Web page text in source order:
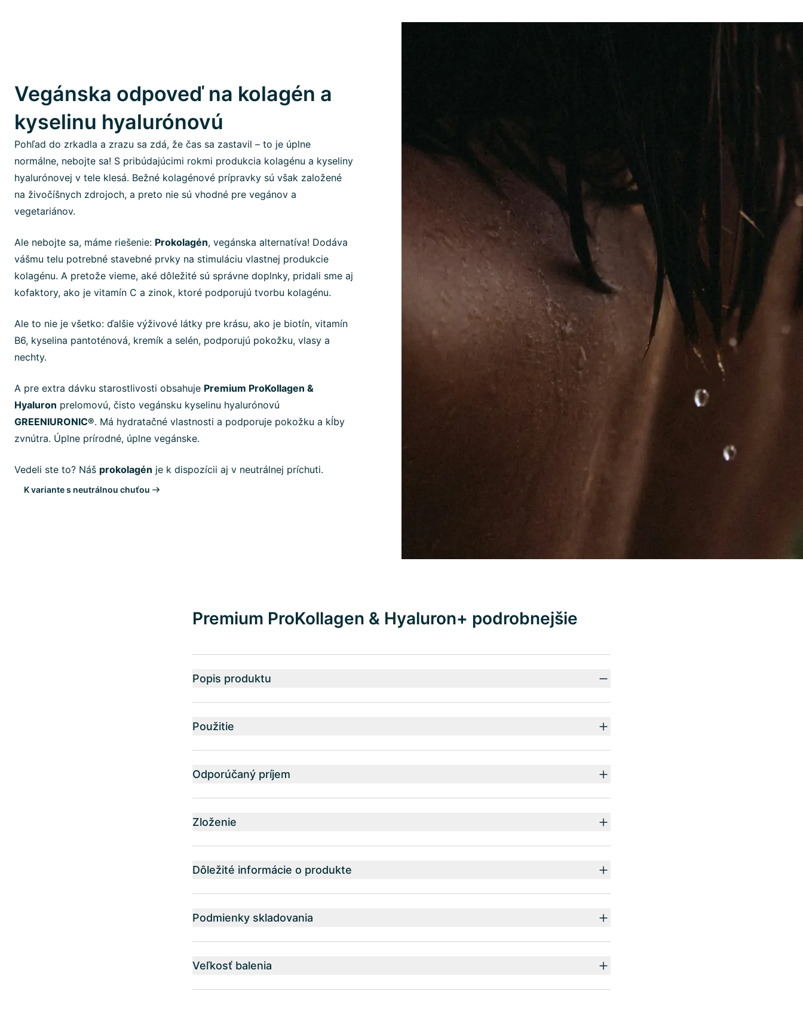
Vegánska odpoveď na kolagén a
kyselinu hyalurónovú
Pohľad do zrkadla a zrazu sa zdá, že čas sa zastavil – to je úplne
normálne, nebojte sa! S pribúdajúcimi rokmi produkcia kolagénu a kyseliny
hyalurónovej v tele klesá. Bežné kolagénové prípravky sú však založené
na živočíšnych zdrojoch, a preto nie sú vhodné pre vegánov a
vegetariánov.
Ale nebojte sa, máme riešenie: Prokolagén, vegánska alternatíva! Dodáva
vášmu telu potrebné stavebné prvky na stimuláciu vlastnej produkcie
kolagénu. A pretože vieme, aké dôležité sú správne doplnky, pridali sme aj
kofaktory, ako je vitamín C a zinok, ktoré podporujú tvorbu kolagénu.
Ale to nie je všetko: ďalšie výživové látky pre krásu, ako je biotín, vitamín
B6, kyselina pantoténová, kremík a selén, podporujú pokožku, vlasy a
nechty.
A pre extra dávku starostlivosti obsahuje Premium ProKollagen &
Hyaluron prelomovú, čisto vegánsku kyselinu hyalurónovú
GREENIURONIC®. Má hydratačné vlastnosti a podporuje pokožku a kĺby
zvnútra. Úplne prírodné, úplne vegánske.
Vedeli ste to? Náš prokolagén je k dispozícii aj v neutrálnej príchuti.
K variante s neutrálnou chuťou
Premium ProKollagen & Hyaluron+ podrobnejšie
Popis produktu
Použitie
Odporúčaný príjem
Zloženie
Dôležité informácie o produkte
Podmienky skladovania
Veľkosť balenia